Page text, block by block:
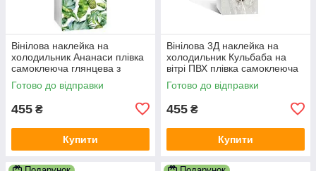
Вінілова наклейка на
холодильник Ананаси плівка
самоклеюча глянцева з
ламінацією 600х1800 мм
Готово до відправки
455 ₴
Купити
Вінілова 3Д наклейка на
холодильник Кульбаба на
вітрі ПВХ плівка самоклеюча
Текстури Сірий 600х1800 мм
Готово до відправки
455 ₴
Купити